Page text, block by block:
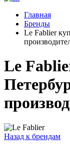
Главная
Бренды
Le Fablier
Le
Назад к брендам